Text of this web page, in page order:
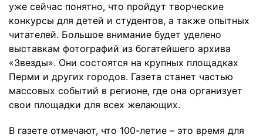
уже сейчас понятно, что пройдут творческие
конкурсы для детей и студентов, а также опытных
читателей. Большое внимание будет уделено
выставкам фотографий из богатейшего архива
«Звезды». Они состоятся на крупных площадках
Перми и других городов. Газета станет частью
массовых событий в регионе, где она организует
свои площадки для всех желающих.
В газете отмечают, что 100-летие – это время для